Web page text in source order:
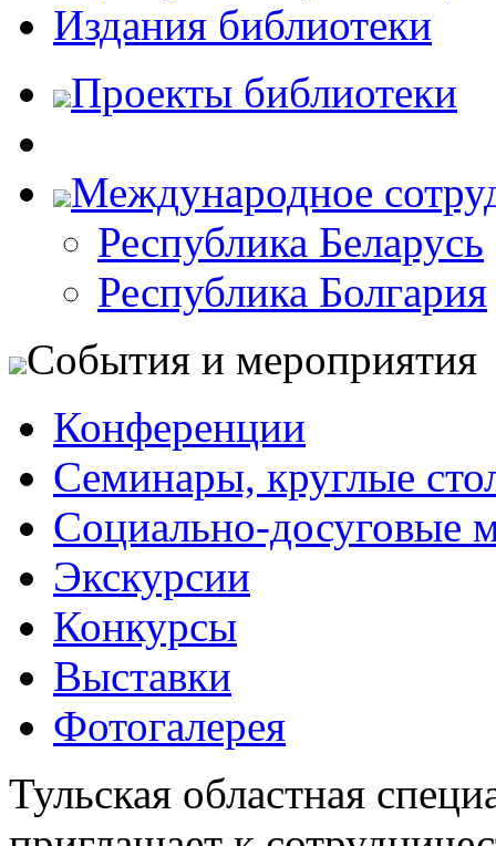
Издания библиотеки
Проекты библиотеки
Международное
Республика Беларусь
Республика Болгария
События и мероприятия
Конференции
Семинары, круглые
Социально-досуговые
Экскурсии
Конкурсы
Выставки
Фотогалерея
Тульская областная